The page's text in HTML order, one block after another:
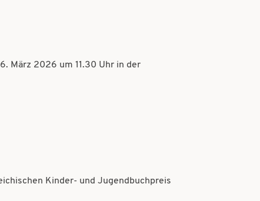
März 2026 um 11.30 Uhr in der
Kinder- und Jugendbuchpreis